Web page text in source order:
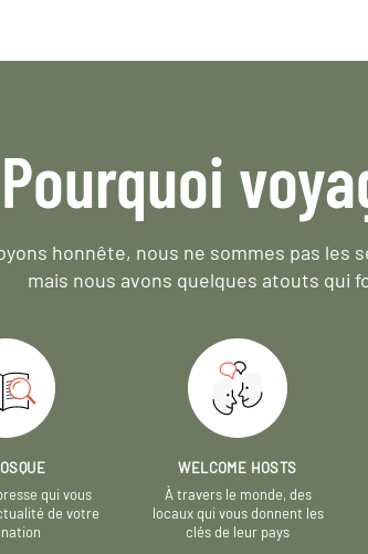
Pourquoi
honnête, nous ne sommes pas les
mais nous avons quelques atouts qui
qui vous
de votre
WELCOME HOSTS
À travers le monde, des
locaux qui vous donnent les
clés de leur pays